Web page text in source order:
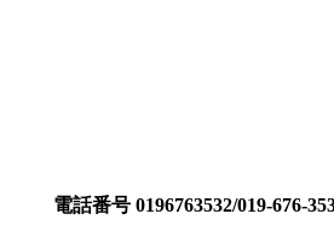
電話番号 0196763532/019-676-